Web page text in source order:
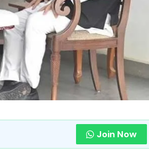
Join Now